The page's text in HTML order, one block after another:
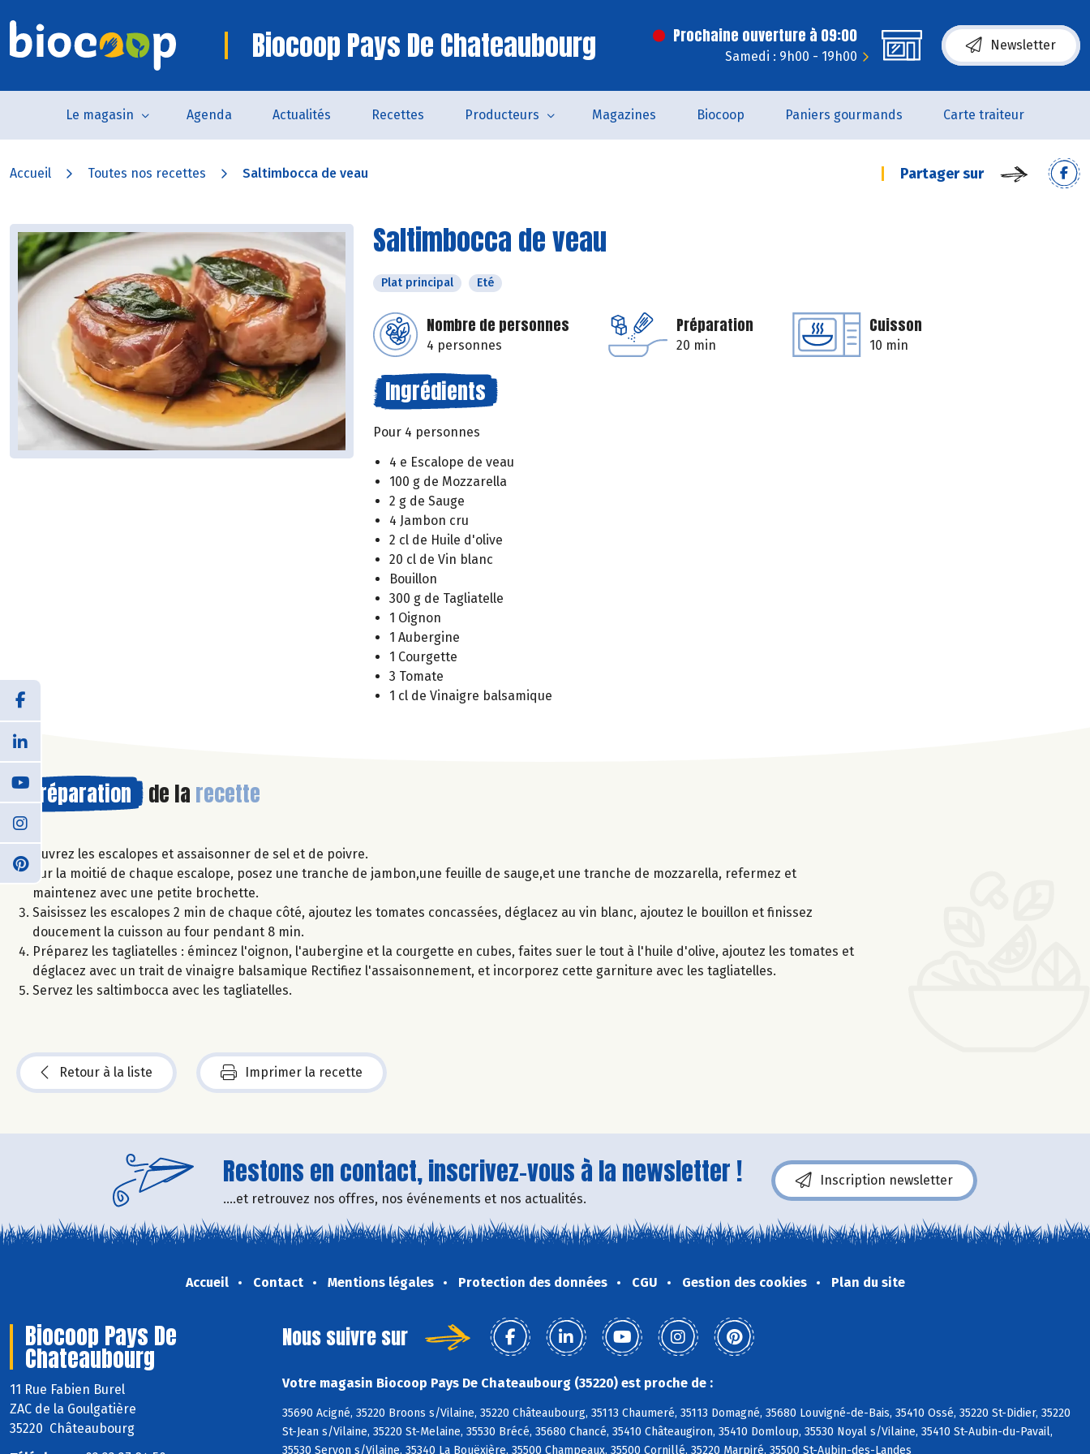
Biocoop Pays De Chateaubourg Prochaine ouverture à 09:00
Samedi : 9h00 - 19h00
Newsletter
Le magasin Agenda Actualités Recettes Producteurs Magazines Biocoop Paniers gourmands Carte traiteur
Accueil Toutes nos recettes Saltimbocca de veau Partager sur
Saltimbocca de veau
Plat principal Eté
Nombre de personnes
4 personnes
Préparation
20 min
Cuisson
10 min
Ingrédients
Pour 4 personnes
4 e Escalope de veau
100 g de Mozzarella
2 g de Sauge
4 Jambon cru
2 cl de Huile d'olive
20 cl de Vin blanc
Bouillon
300 g de Tagliatelle
1 Oignon
1 Aubergine
1 Courgette
3 Tomate
1 cl de Vinaigre balsamique
Préparation de la recette
Ouvrez les escalopes et assaisonner de sel et de poivre.
Sur la moitié de chaque escalope, posez une tranche de jambon,une feuille de sauge,et une tranche de mozzarella, refermez et
maintenez avec une petite brochette.
Saisissez les escalopes 2 min de chaque côté, ajoutez les tomates concassées, déglacez au vin blanc, ajoutez le bouillon et finissez
doucement la cuisson au four pendant 8 min.
Préparez les tagliatelles : émincez l'oignon, l'aubergine et la courgette en cubes, faites suer le tout à l'huile d'olive, ajoutez les tomates et
déglacez avec un trait de vinaigre balsamique Rectifiez l'assaisonnement, et incorporez cette garniture avec les tagliatelles.
Servez les saltimbocca avec les tagliatelles.
Retour à la liste Imprimer la recette
Restons en contact, inscrivez-vous à la newsletter !
....et retrouvez nos offres, nos événements et nos actualités.
Inscription newsletter
Accueil Contact Mentions légales Protection des données CGU Gestion des cookies Plan du site
Biocoop Pays De
Chateaubourg
11 Rue Fabien Burel
ZAC de la Goulgatière
35220 Châteaubourg
Nous suivre sur
Votre magasin Biocoop Pays De Chateaubourg (35220) est proche de :
35690 Acigné, 35220 Broons s/Vilaine, 35220 Châteaubourg, 35113 Chaumeré, 35113 Domagné, 35680 Louvigné-de-Bais, 35410 Ossé, 35220 St-Didier, 35220
St-Jean s/Vilaine, 35220 St-Melaine, 35530 Brécé, 35680 Chancé, 35410 Châteaugiron, 35410 Domloup, 35530 Noyal s/Vilaine, 35410 St-Aubin-du-Pavail,
35530 Servon s/Vilaine, 35340 La Bouëxière, 35500 Champeaux, 35500 Cornillé, 35220 Marpiré, 35500 St-Aubin-des-Landes